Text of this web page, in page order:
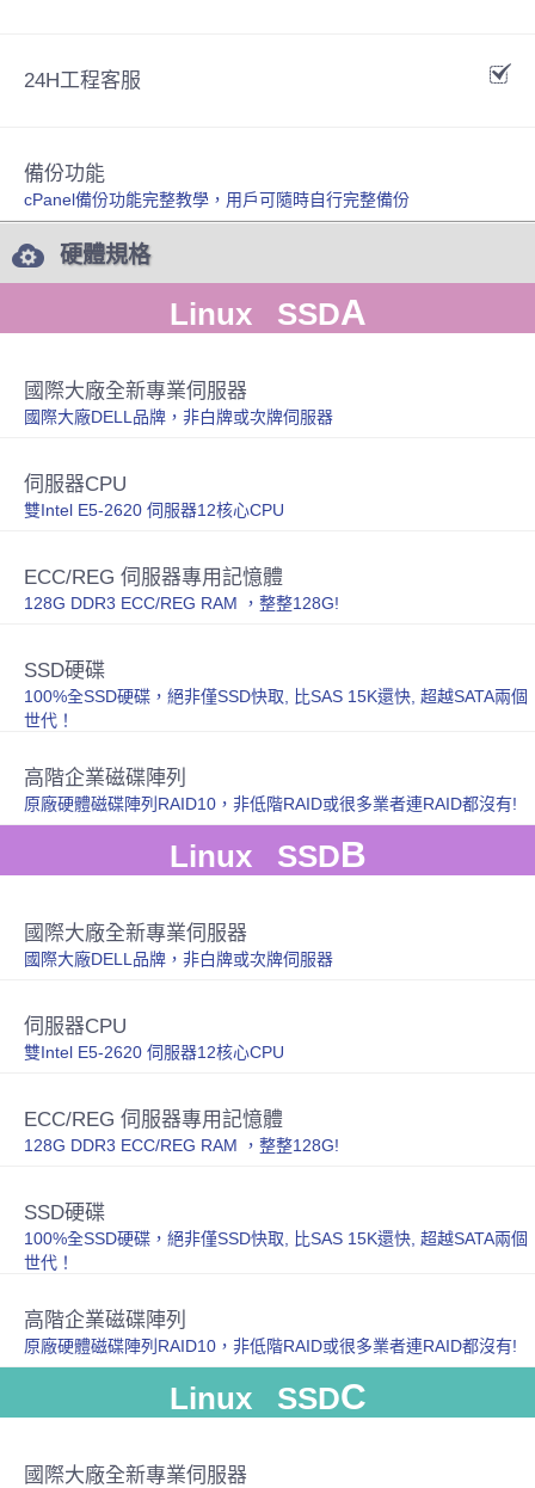
24H工程客服
備份功能
cPanel備份功能完整教學，用戶可隨時自行完整備份
硬體規格
Linux SSDA
國際大廠全新專業伺服器
國際大廠DELL品牌，非白牌或次牌伺服器
伺服器CPU
雙Intel E5-2620 伺服器12核心CPU
ECC/REG 伺服器專用記憶體
128G DDR3 ECC/REG RAM ，整整128G!
SSD硬碟
100%全SSD硬碟，絕非僅SSD快取, 比SAS 15K還快, 超越SATA兩個
世代！
高階企業磁碟陣列
原廠硬體磁碟陣列RAID10，非低階RAID或很多業者連RAID都沒有!
Linux SSDB
國際大廠全新專業伺服器
國際大廠DELL品牌，非白牌或次牌伺服器
伺服器CPU
雙Intel E5-2620 伺服器12核心CPU
ECC/REG 伺服器專用記憶體
128G DDR3 ECC/REG RAM ，整整128G!
SSD硬碟
100%全SSD硬碟，絕非僅SSD快取, 比SAS 15K還快, 超越SATA兩個
世代！
高階企業磁碟陣列
原廠硬體磁碟陣列RAID10，非低階RAID或很多業者連RAID都沒有!
Linux SSDC
國際大廠全新專業伺服器